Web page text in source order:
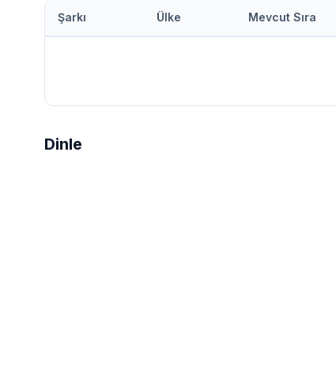
Şarkı Ülke Mevcut Sıra
Dinle